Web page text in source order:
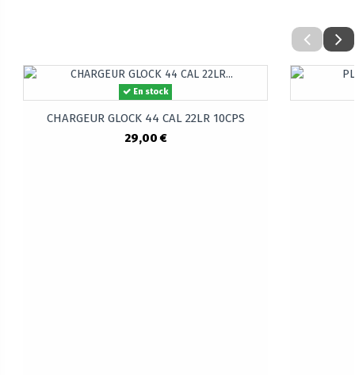
En stock
CHARGEUR GLOCK 44 CAL 22LR 10CPS
29,00 €